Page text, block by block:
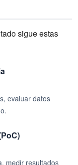
sigue estas
evaluar datos
medir resultados